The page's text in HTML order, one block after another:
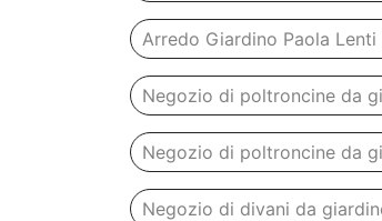
Arredo Giardino Paola Lenti
Negozio di poltroncine da
Negozio di poltroncine da
Negozio di divani da